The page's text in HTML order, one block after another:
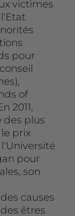
victimes
pour
of
2011,
des plus
prix
pour
son
causes
êtres